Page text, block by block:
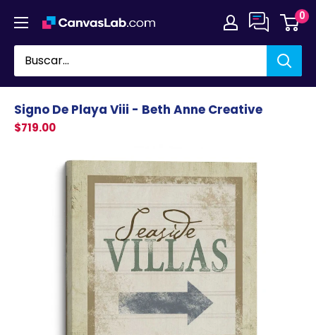
directamente
contenido
0
Signo De Playa Viii - Beth Anne Creative
$719.00